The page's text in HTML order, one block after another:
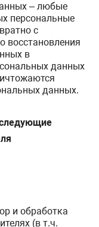
– любые
персональные
с
восстановления
в
данных
данных.
и обработка
(в т.ч.